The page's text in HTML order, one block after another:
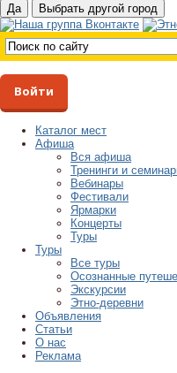
Войти
Каталог мест
Афиша
Вся афиша
Тренинги и
Вебинары
Фестивали
Ярмарки
Концерты
Туры
Туры
Все туры
Осознанные
Экскурсии
Этно-деревни
Объявления
Статьи
О нас
Реклама